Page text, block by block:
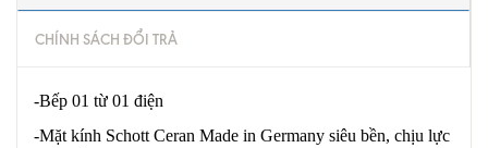
CHÍNH SÁCH ĐỔI TRẢ
-Bếp 01 từ 01 điện
-Mặt kính Schott Ceran Made in Germany siêu bền, chịu lực